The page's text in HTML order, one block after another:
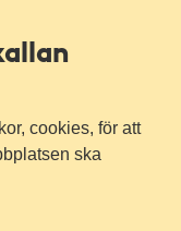
cookies, för att
ska